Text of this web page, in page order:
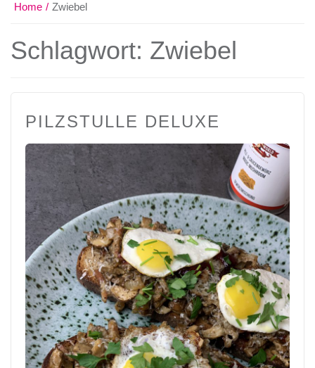
Home Zwiebel
Schlagwort: Zwiebel
PILZSTULLE DELUXE